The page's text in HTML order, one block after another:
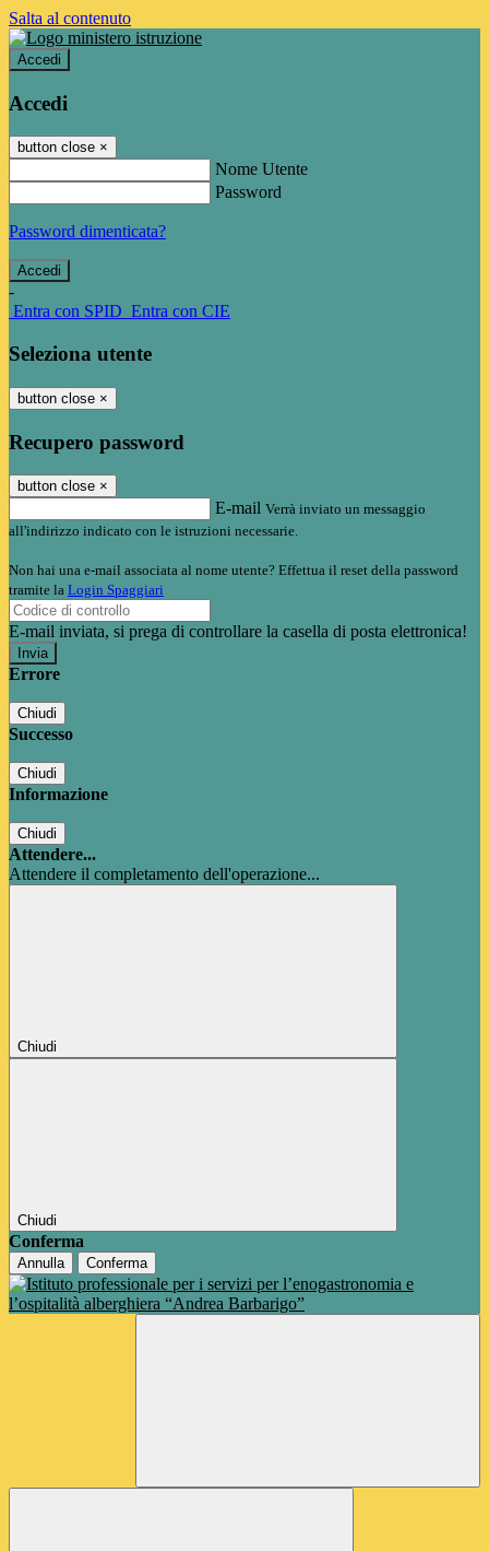
Salta al contenuto
Accedi
Accedi
button close ×
Nome Utente
Password
Password dimenticata?
-
Entra con SPID Entra con CIE
Seleziona utente
button close ×
Recupero password
button close ×
E-mail Verrà inviato un messaggio
all'indirizzo indicato con le istruzioni necessarie.
Non hai una e-mail associata al nome utente? Effettua il reset della password
tramite la Login Spaggiari
E-mail inviata, si prega di controllare la casella di posta elettronica!
Errore
Chiudi
Successo
Chiudi
Informazione
Chiudi
Attendere...
Attendere il completamento dell'operazione...
Chiudi
Chiudi
Conferma
Annulla Conferma